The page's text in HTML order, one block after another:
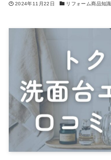
2024年11月22日 リフォーム商品知識